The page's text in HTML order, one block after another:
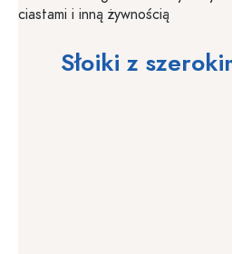
Słoiki z